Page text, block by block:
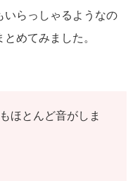
いらっしゃるようなの
めてみました。
ほとんど音がしま